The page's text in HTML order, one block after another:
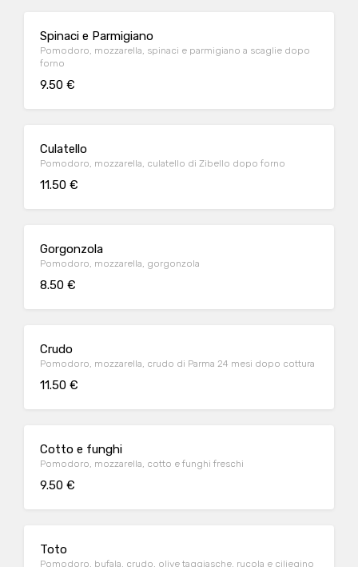
Spinaci e Parmigiano
Pomodoro, mozzarella, spinaci e parmigiano a scaglie dopo
forno
9.50 €
Culatello
Pomodoro, mozzarella, culatello di Zibello dopo forno
11.50 €
Gorgonzola
Pomodoro, mozzarella, gorgonzola
8.50 €
Crudo
Pomodoro, mozzarella, crudo di Parma 24 mesi dopo cottura
11.50 €
Cotto e funghi
Pomodoro, mozzarella, cotto e funghi freschi
9.50 €
Toto
Pomodoro, bufala, crudo, olive taggiasche, rucola e ciliegino